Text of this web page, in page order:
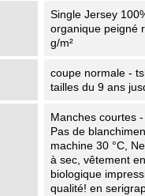
Single Jersey
organique peigné
g/m²
coupe normale -
tailles du 9 ans
Manches courtes
Pas de
machine 30 °C,
à sec, vêtement
biologique
qualité! en